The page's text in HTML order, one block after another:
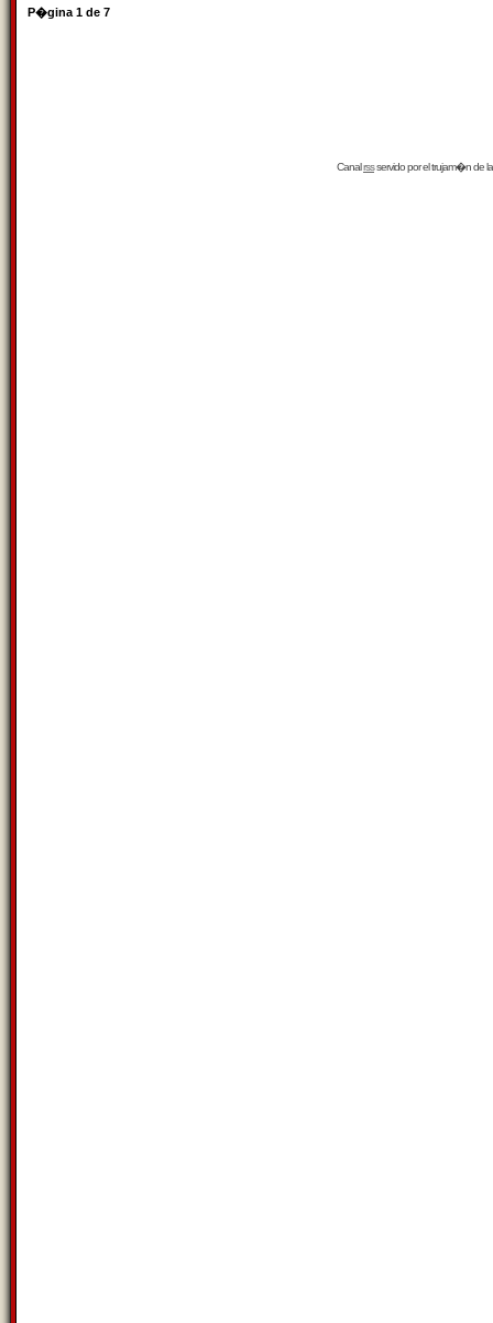
P�gina 1 de 7
Canalrssservido por eltrujam�nde